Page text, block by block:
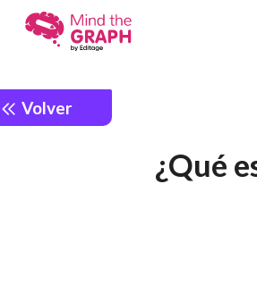
Volver
¿Qué